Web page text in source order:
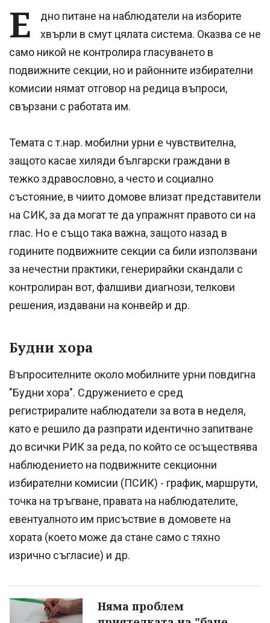
Е
дно питане на наблюдатели на изборите
хвърли в смут цялата система. Оказва се не
само никой не контролира гласуването в
подвижните секции, но и районните избирателни
комисии нямат отговор на редица въпроси,
свързани с работата им.
Темата с т.нар. мобилни урни е чувствителна,
защото касае хиляди български граждани в
тежко здравословно, а често и социално
състояние, в чиито домове влизат представители
на СИК, за да могат те да упражнят правото си на
глас. Но е също така важна, защото назад в
годините подвижните секции са били използвани
за нечестни практики, генерирайки скандали с
контролиран вот, фалшиви диагнози, телкови
решения, издавани на конвейр и др.
Будни хора
Въпросителните около мобилните урни повдигна
"Будни хора". Сдружението е сред
регистриралите наблюдатели за вота в неделя,
като е решило да разпрати идентично запитване
до всички РИК за реда, по който се осъществява
наблюдението на подвижните секционни
избирателни комисии (ПСИК) - график, маршрути,
точка на тръгване, правата на наблюдателите,
евентуалното им присъствие в домовете на
хората (което може да стане само с тяхно
изрично съгласие) и др.
Няма проблем